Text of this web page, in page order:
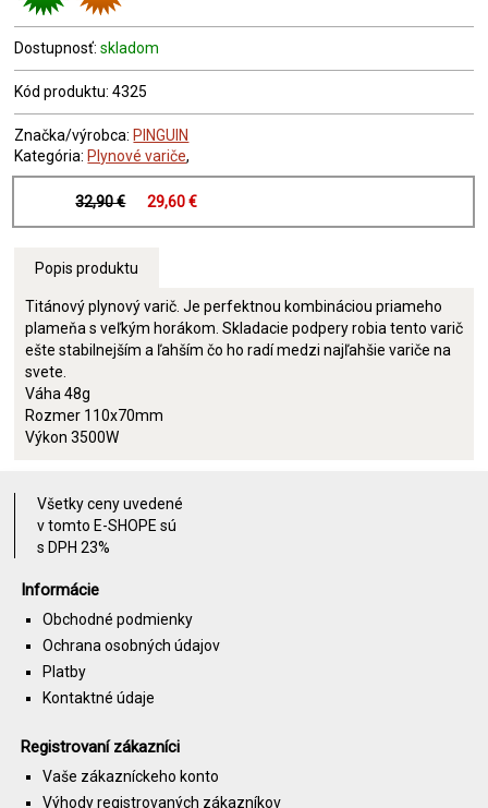
Dostupnosť:skladom
Kód produktu: 4325
Značka/výrobca: PINGUIN
Kategória: Plynové variče,
32,90 € 29,60 €
Popis produktu
Titánový plynový varič. Je perfektnou kombináciou priameho
plameňa s veľkým horákom. Skladacie podpery robia tento varič
ešte stabilnejším a ľahším čo ho radí medzi najľahšie variče na
svete.
Váha 48g
Rozmer 110x70mm
Výkon 3500W
Všetky ceny uvedené
v tomto E-SHOPE sú
s DPH 23%
Informácie
Obchodné podmienky
Ochrana osobných údajov
Platby
Kontaktné údaje
Registrovaní zákazníci
Vaše zákazníckeho konto
Výhody registrovaných zákazníkov